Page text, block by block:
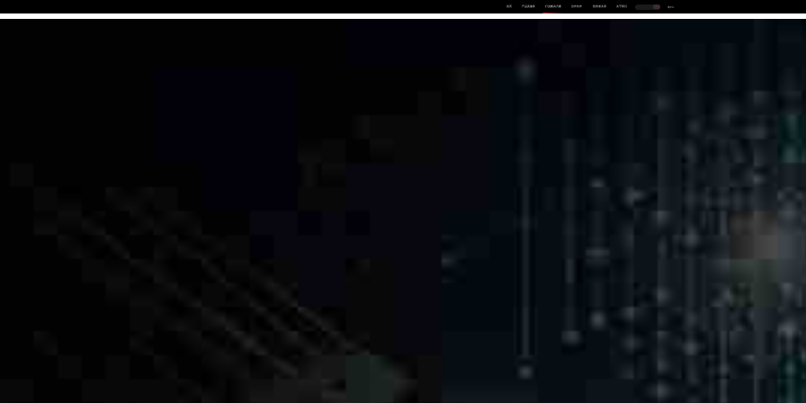
首页 产品及服务 行业解决方案 合作伙伴 投资者关系 关于我们 中EN